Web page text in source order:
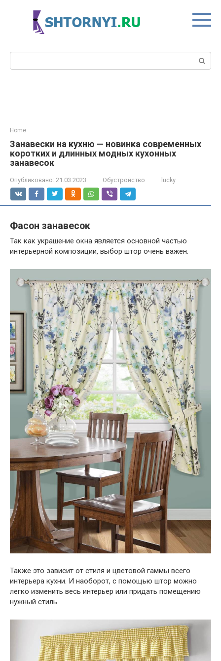
Поиск:
Home
Занавески на кухню — новинка современных
коротких и длинных модных кухонных
занавесок
Опубликовано: 21.03.2023 Обустройство lucky
Фасон занавесок
Так как украшение окна является основной частью
интерьерной композиции, выбор штор очень важен.
Также это зависит от стиля и цветовой гаммы всего
интерьера кухни. И наоборот, с помощью штор можно
легко изменить весь интерьер или придать помещению
нужный стиль.